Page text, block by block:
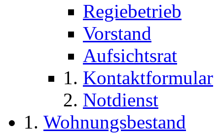
Regiebetrieb
Vorstand
Aufsichtsrat
Kontaktformular
Notdienst
Wohnungsbestand